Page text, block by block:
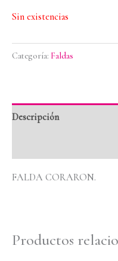
Sin existencias
Categoría: Faldas
Descripción
FALDA CORARON.
Productos